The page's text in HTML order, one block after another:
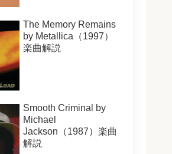
The Memory Remains
by Metallica（1997）
楽曲解説
Smooth Criminal by
Michael
Jackson（1987）楽曲
解説